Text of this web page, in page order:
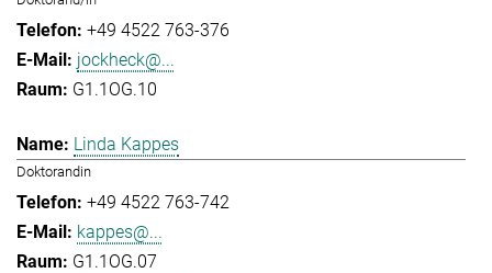
+49 4522 763-376
jockheck@...
G1.1OG.10
Linda Kappes
Doktorandin
+49 4522 763-742
kappes@...
G1.1OG.07